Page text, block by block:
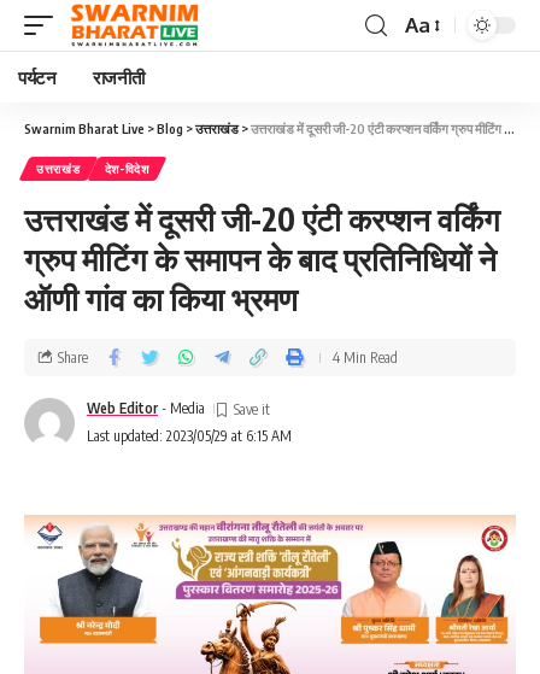
Aa
पर्यटन राजनीती
Swarnim Bharat Live >Blog >उत्तराखंड>उत्तराखंड में दूसरी जी-20 एंटी करप्शन वर्किंग ग्रुप मीटिंग के समापन के बाद प्रतिनिधियों ने ऑणी गांव का किया भ्रमण
उत्तराखंड देश-विदेश
उत्तराखंड में दूसरी जी-20 एंटी करप्शन वर्किंग
ग्रुप मीटिंग के समापन के बाद प्रतिनिधियों ने
ऑणी गांव का किया भ्रमण
Last updated: 2023/05/29 at 6:15 AM
Web Editor - Media
Share 4 Min Read